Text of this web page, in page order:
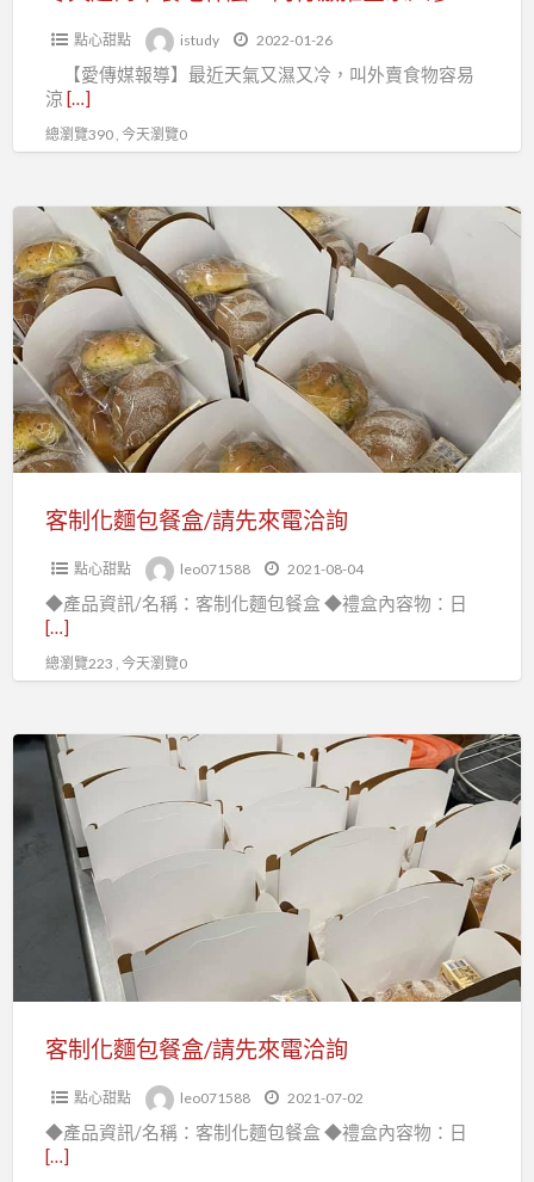
蔘
雞
罐
頭
網
友
驚
呼：
竟
蔘！
點心甜點 istudy 2022-01-26
【愛傳媒報導】最近天氣又濕又冷，叫外賣食物容易
涼 […]
總瀏覽390 , 今天瀏覽0
客
制
化
麵
包
餐
盒/
請
先
客制化麵包餐盒/請先來電洽詢
點心甜點 leo071588 2021-08-04
◆產品資訊/名稱：客制化麵包餐盒 ◆禮盒內容物：日
[…]
總瀏覽223 , 今天瀏覽0
客
化
麵
請
先
客制化麵包餐盒/請先來電洽詢
點心甜點 leo071588 2021-07-02
◆產品資訊/名稱：客制化麵包餐盒 ◆禮盒內容物：日
[…]